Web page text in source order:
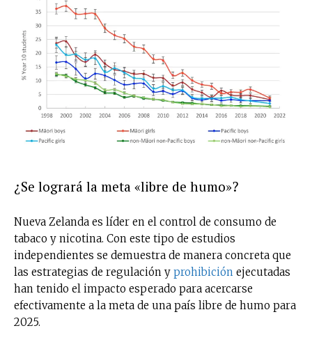
No te pierdas de las
últimas noticias
¿Se logrará la meta «libre de humo»?
Nueva Zelanda es líder en el control de consumo de
tabaco y nicotina. Con este tipo de estudios
independientes se demuestra de manera concreta que
las estrategias de regulación y prohibición ejecutadas
han tenido el impacto esperado para acercarse
efectivamente a la meta de una país libre de humo para
2025.